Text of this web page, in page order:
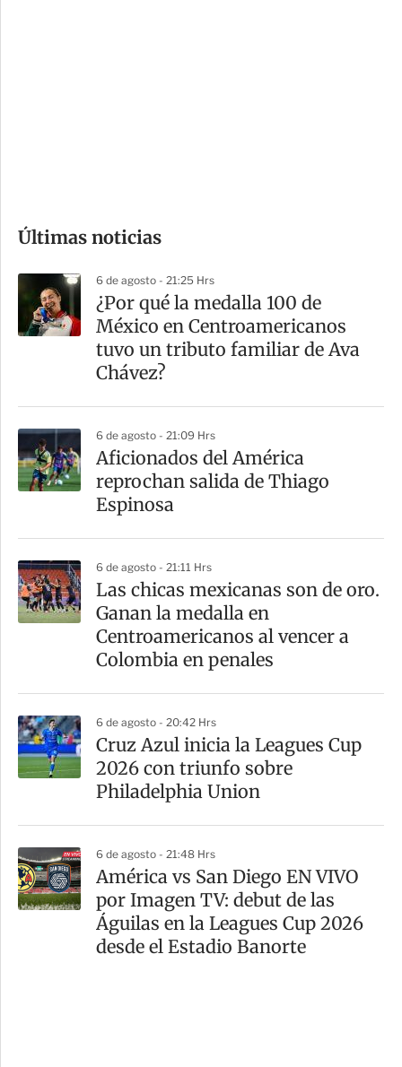
m
a
r
t
Últimas noticias
6 de agosto - 21:25 Hrs
¿Por qué la medalla 100 de
México en Centroamericanos
tuvo un tributo familiar de Ava
Chávez?
6 de agosto - 21:09 Hrs
Aficionados del América
reprochan salida de Thiago
Espinosa
6 de agosto - 21:11 Hrs
Las chicas mexicanas son de oro.
Ganan la medalla en
Centroamericanos al vencer a
Colombia en penales
6 de agosto - 20:42 Hrs
Cruz Azul inicia la Leagues Cup
2026 con triunfo sobre
Philadelphia Union
6 de agosto - 21:48 Hrs
América vs San Diego EN VIVO
por Imagen TV: debut de las
Águilas en la Leagues Cup 2026
desde el Estadio Banorte